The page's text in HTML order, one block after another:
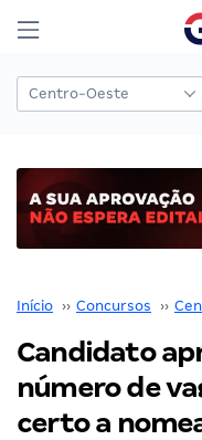
Início ›› Concursos ››
Candidato
número de
certo a